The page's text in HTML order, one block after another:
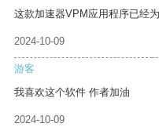
这款加速器VPM应用程序已经
2024-10-09
游客
我喜欢这个软件 作者加油
2024-10-09